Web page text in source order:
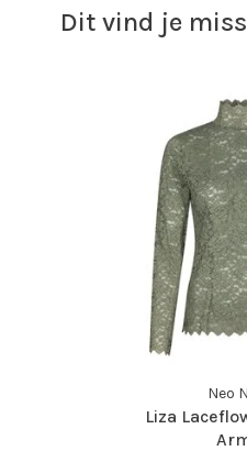
Dit vind je
Neo
Liza